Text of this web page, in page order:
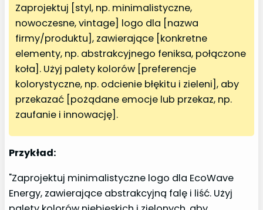
Zaprojektuj [styl, np. minimalistyczne,
nowoczesne, vintage] logo dla [nazwa
firmy/produktu], zawierające [konkretne
elementy, np. abstrakcyjnego feniksa, połączone
koła]. Użyj palety kolorów [preferencje
kolorystyczne, np. odcienie błękitu i zieleni], aby
przekazać [pożądane emocje lub przekaz, np.
zaufanie i innowację].
Przykład:
"Zaprojektuj minimalistyczne logo dla EcoWave
Energy, zawierające abstrakcyjną falę i liść. Użyj